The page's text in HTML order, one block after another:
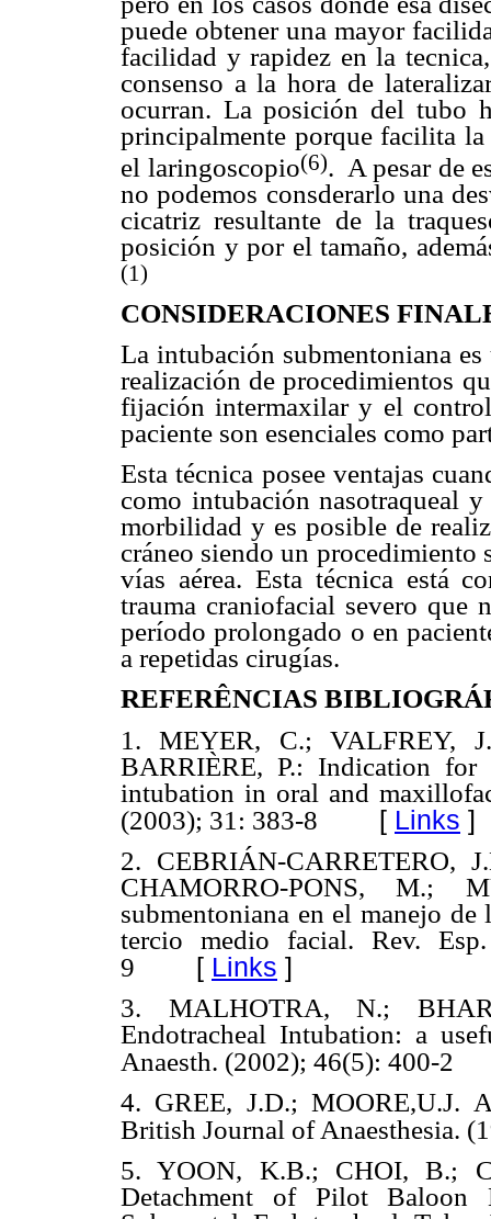
puede obtener una mayor
facilidad y rapidez en la
consenso a la hora de
ocurran. La posición del tubo
principalmente porque facilita
el laringoscopio(6). A pesar de
no podemos consderarlo una
cicatriz resultante de la
posición y por el tamaño,
(1)
CONSIDERACIONES
La intubación submentoniana
realización de procedimientos
fijación intermaxilar y el
paciente son esenciales como
Esta técnica posee ventajas
como intubación nasotraqueal
morbilidad y es posible de
cráneo siendo un procedimiento
vías aérea. Esta técnica está
trauma craniofacial severo que
período prolongado o en
a repetidas cirugías.
REFERÊNCIAS
1. MEYER, C.; VALFREY,
BARRIÈRE, P.: Indication for
intubation in oral and
(2003); 31: 383-8 [ Links ]
2. CEBRIÁN-CARRETERO,
CHAMORRO-PONS, M.;
submentoniana en el manejo de
tercio medio facial.Rev.
9 [ Links ]
3. MALHOTRA, N.;
Endotracheal Intubation: a
Anaesth. (2002); 46(5): 400-2
4. GREE, J.D.; MOORE,U.J.
British Journal of Anaesthesia.
5. YOON, K.B.; CHOI, B.;
Detachment of Pilot Baloon